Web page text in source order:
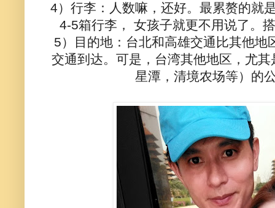
4）行李：人数嘛，还好。最累赘的就
4-5箱行李， 女孩子就更不用说了。
5）目的地：台北和高雄交通比其他
交通到达。可是，台湾其他地区，尤
星潭，清境农场等）的